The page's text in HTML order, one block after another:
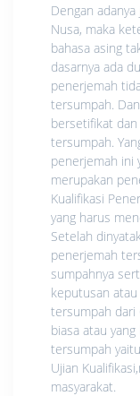
Dengan
Nusa, maka
bahasa asing
dasarnya ada
penerjemah
tersumpah.
bersetifikat
tersumpah.
penerjemah ini
merupakan
Kualifikasi
yang harus
Setelah
penerjemah
sumpahnya
keputusan
tersumpah dari
biasa atau
tersumpah
Ujian
masyarakat.